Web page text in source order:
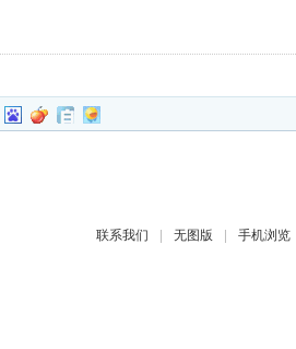
联系我们 | 无图版 | 手机浏览